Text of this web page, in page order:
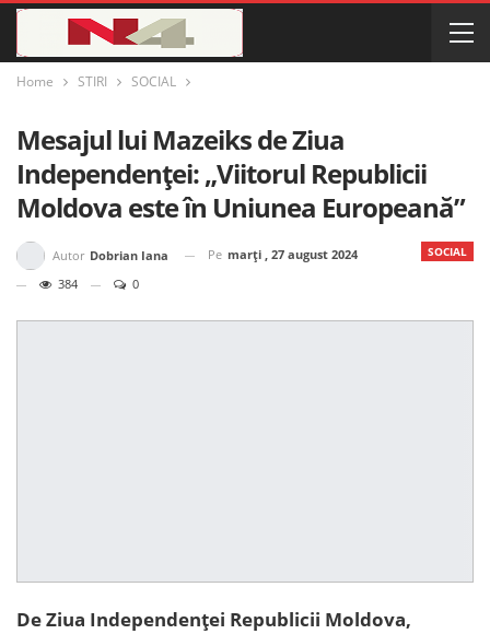
Home STIRI SOCIAL
Mesajul lui Mazeiks de Ziua
Independenței: „Viitorul Republicii
Moldova este în Uniunea Europeană”
SOCIAL
Autor Dobrian Iana Pe marți , 27 august 2024
384
0
De Ziua Independenței Republicii Moldova,